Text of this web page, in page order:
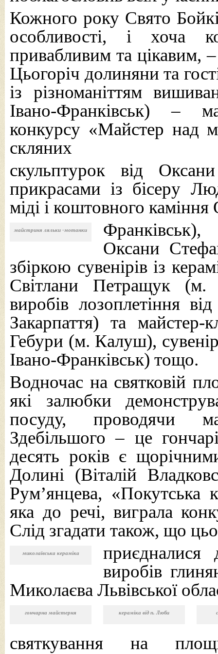
Кожного року Свято
особливості, і хоча
привабливим та цікавим,
Цьогоріч долиняни та
із різноманіттям
Івано-Франківськ) –
конкурсу «Майстер над
скляних
скульптурок від
прикрасами із бісеру
міді і коштовного
майстриня ляльки -мотанки
Оксани
збіркою сувенірів із
Світлани Петращук (м.
виробів лозоплетіння
Закарпаття) та
Гебури (м. Калуш),
Івано-Франківськ) тощо.
Водночас на святковій
які залюбки
посуду, проводячи
Здебільшого – це
десять років є
Долині (Віталій
Рум’янцева, «Покутська
яка до речі, виграла
Слід згадати також, що
миколаївська кераміка
приєдналися
виробів
Миколаєва Львівської
гончарна майстерня кераміка від п. Люби
святкування на